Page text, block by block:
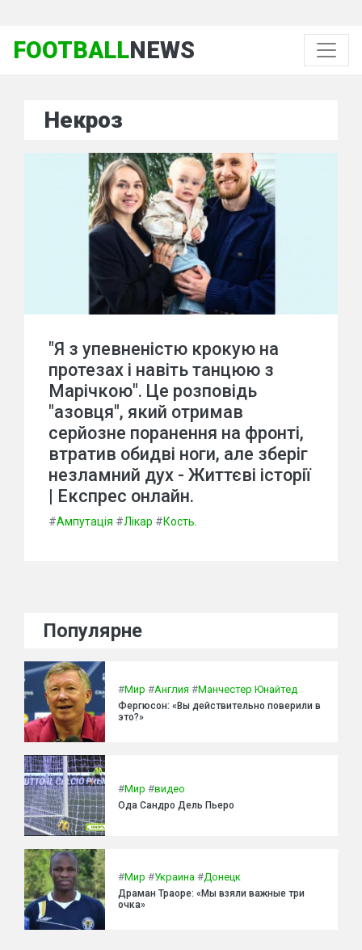
FOOTBALLNEWS
Некроз
"Я з упевненістю крокую на
протезах і навіть танцюю з
Марічкою". Це розповідь
"азовця", який отримав
серйозне поранення на фронті,
втратив обидві ноги, але зберіг
незламний дух - Життєві історії
| Експрес онлайн.
#Ампутація #Лікар #Кость.
Популярне
#Мир #Англия #Манчестер Юнайтед
Фергюсон: «Вы действительно поверили в
это?»
#Мир #видео
Ода Сандро Дель Пьеро
#Мир #Украина #Донецк
Драман Траоре: «Мы взяли важные три
очка»